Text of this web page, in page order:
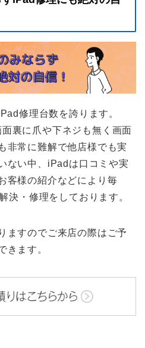
修理台数を誇ります。
裏に爪や下ネジも無く画面
非常に難解で他店様でも実
ない中、iPadは口コミや実
客様の紹介などにより毎
決・修理をしております。
ますのでご来店の際はご予
きます。